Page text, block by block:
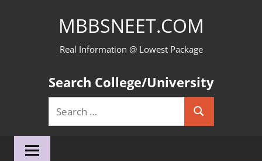
MBBSNEET.COM
Real Information @ Lowest Package
Search College/University
Search
for:
Search